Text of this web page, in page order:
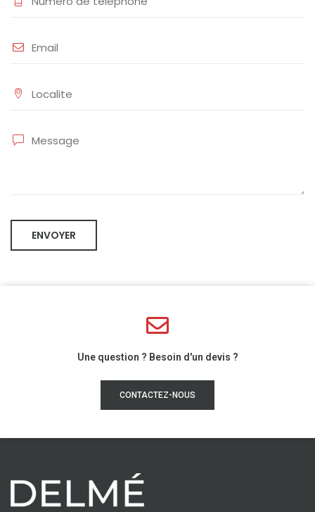
Une question ? Besoin d'un devis ?
CONTACTEZ-NOUS